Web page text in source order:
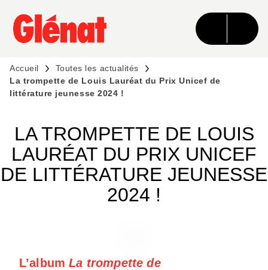
MENU RECHERCHE CONTENU
PIED DE PAGE
Accueil
Toutes les actualités
La trompette de Louis Lauréat du Prix Unicef de
littérature jeunesse 2024 !
LA TROMPETTE DE LOUIS
LAURÉAT DU PRIX UNICEF
DE LITTÉRATURE JEUNESSE
2024 !
L’albumLa trompette de